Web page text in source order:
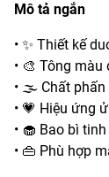
Mô tả ngắn
• ✨ Thiết kế
• 🎨 Tông
• 🌫️ Chất phấn
• 💗 Hiệu ứng
• 🧁 Bao bì
• 👜 Phù hợp